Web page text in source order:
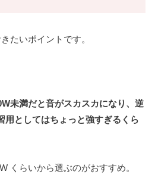
たいポイントです。
未満だと音がスカスカになり、逆
用としてはちょっと強すぎるくら
くらいから選ぶのがおすすめ。